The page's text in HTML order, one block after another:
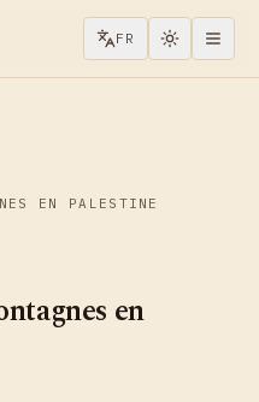
FR
EN PALESTINE
en